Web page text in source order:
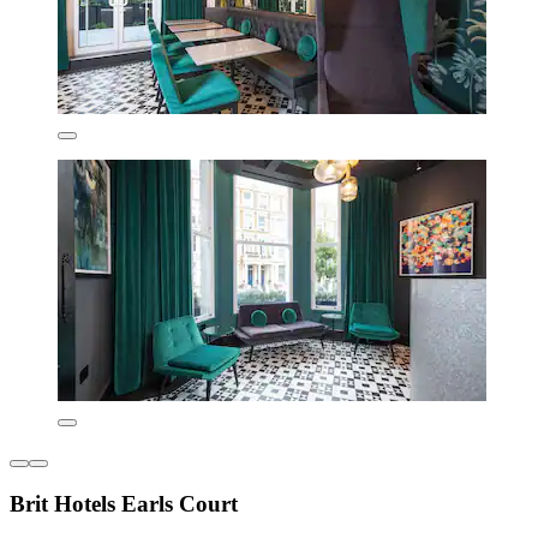
Brit Hotels Earls Court